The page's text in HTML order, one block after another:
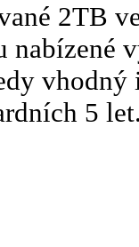
2TB
nabízené
5